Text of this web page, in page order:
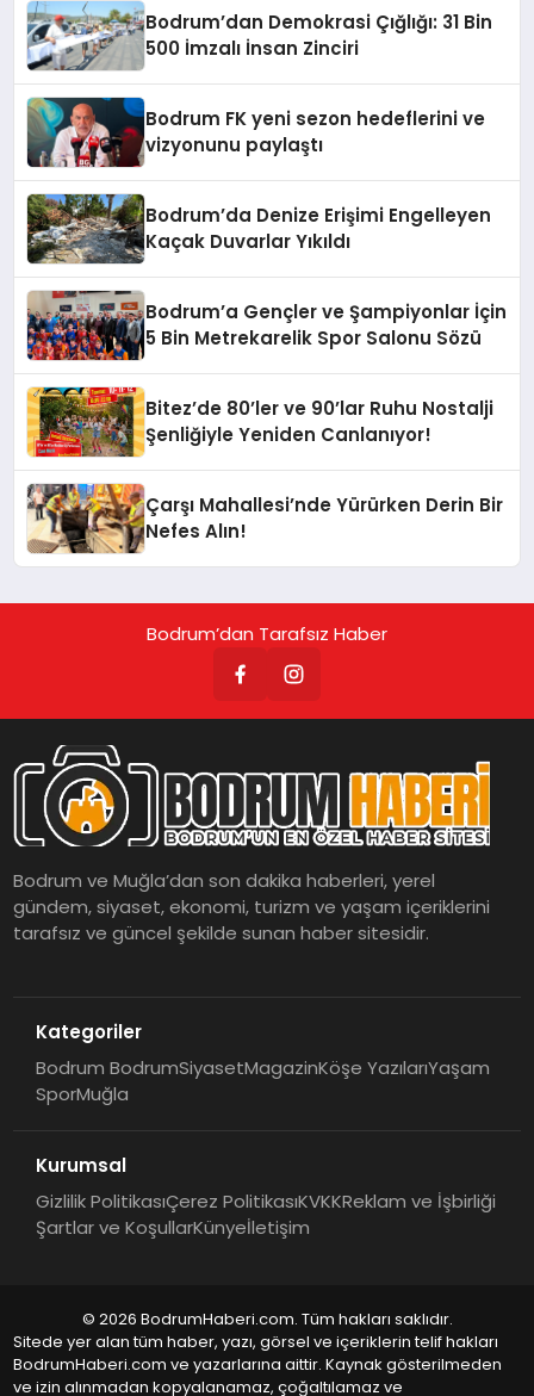
Bodrum’dan Demokrasi Çığlığı: 31 Bin
500 İmzalı İnsan Zinciri
Bodrum FK yeni sezon hedeflerini ve
vizyonunu paylaştı
Bodrum’da Denize Erişimi Engelleyen
Kaçak Duvarlar Yıkıldı
Bodrum’a Gençler ve Şampiyonlar İçin
5 Bin Metrekarelik Spor Salonu Sözü
Bitez’de 80’ler ve 90’lar Ruhu Nostalji
Şenliğiyle Yeniden Canlanıyor!
Çarşı Mahallesi’nde Yürürken Derin Bir
Nefes Alın!
Bodrum’dan Tarafsız Haber
Bodrum ve Muğla’dan son dakika haberleri, yerel
gündem, siyaset, ekonomi, turizm ve yaşam içeriklerini
tarafsız ve güncel şekilde sunan haber sitesidir.
Kategoriler
Bodrum BodrumSiyasetMagazinKöşe YazılarıYaşam
SporMuğla
Kurumsal
Gizlilik PolitikasıÇerez PolitikasıKVKKReklam ve İşbirliği
Şartlar ve KoşullarKünyeİletişim
© 2026 BodrumHaberi.com. Tüm hakları saklıdır.
Sitede yer alan tüm haber, yazı, görsel ve içeriklerin telif hakları
BodrumHaberi.com ve yazarlarına aittir. Kaynak gösterilmeden
ve izin alınmadan kopyalanamaz, çoğaltılamaz ve